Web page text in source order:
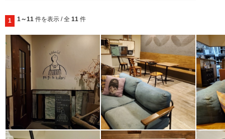
1 1～11 件を表示 / 全 11 件